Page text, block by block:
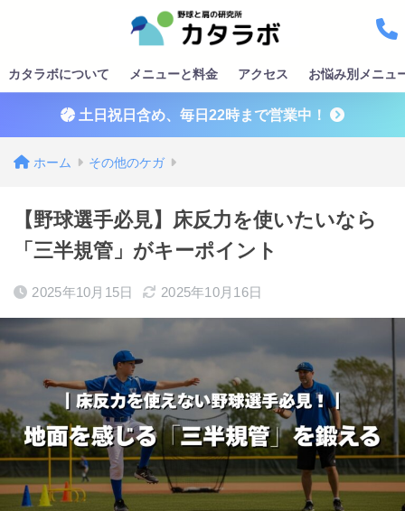
カタラボについて メニューと料金 アクセス お悩み別メニュ
土日祝日含め、毎日22時まで営業中！
ホーム その他のケガ
【野球選手必見】床反力を使いたいなら
「三半規管」がキーポイント
2025年10月15日 2025年10月16日